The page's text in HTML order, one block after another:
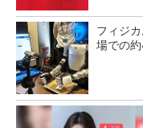
フィジ
場での